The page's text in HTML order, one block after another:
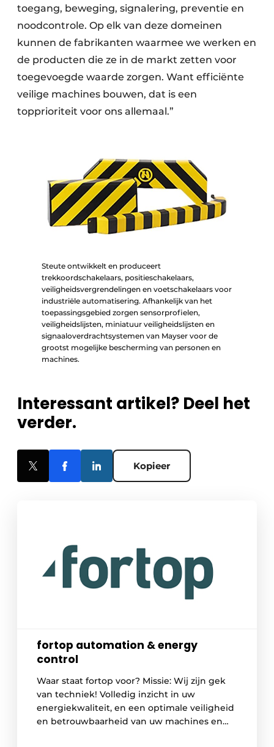
toegang, beweging, signalering, preventie en
noodcontrole. Op elk van deze domeinen
kunnen de fabrikanten waarmee we werken en
de producten die ze in de markt zetten voor
toegevoegde waarde zorgen. Want efficiënte
veilige machines bouwen, dat is een
topprioriteit voor ons allemaal.”
Steute ontwikkelt en produceert
trekkoordschakelaars, positieschakelaars,
veiligheidsvergrendelingen en voetschakelaars voor
industriële automatisering. Afhankelijk van het
toepassingsgebied zorgen sensorprofielen,
veiligheidslijsten, miniatuur veiligheidslijsten en
signaaloverdrachtsystemen van Mayser voor de
grootst mogelijke bescherming van personen en
machines.
Interessant artikel? Deel het
verder.
Kopieer
fortop automation & energy
control
Waar staat fortop voor? Missie: Wij zijn gek
van techniek! Volledig inzicht in uw
energiekwaliteit, en een optimale veiligheid
en betrouwbaarheid van uw machines en